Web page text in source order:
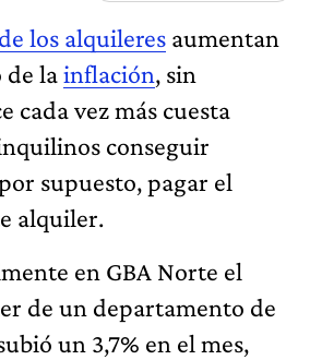
los alquileres aumentan
de lainflación, sin
cada vez más cuesta
conseguir
supuesto, pagar el
alquiler.
en GBA Norte el
de un departamento de
un 3,7% en el mes,